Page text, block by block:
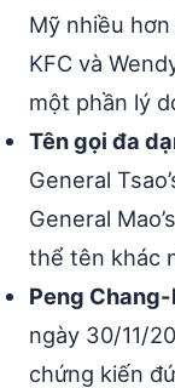
Mỹ nhiều hơn
KFC và
một phần lý
Tên gọi đa
General
General
thể tên khác
Peng
ngày 30/11/
chứng kiến